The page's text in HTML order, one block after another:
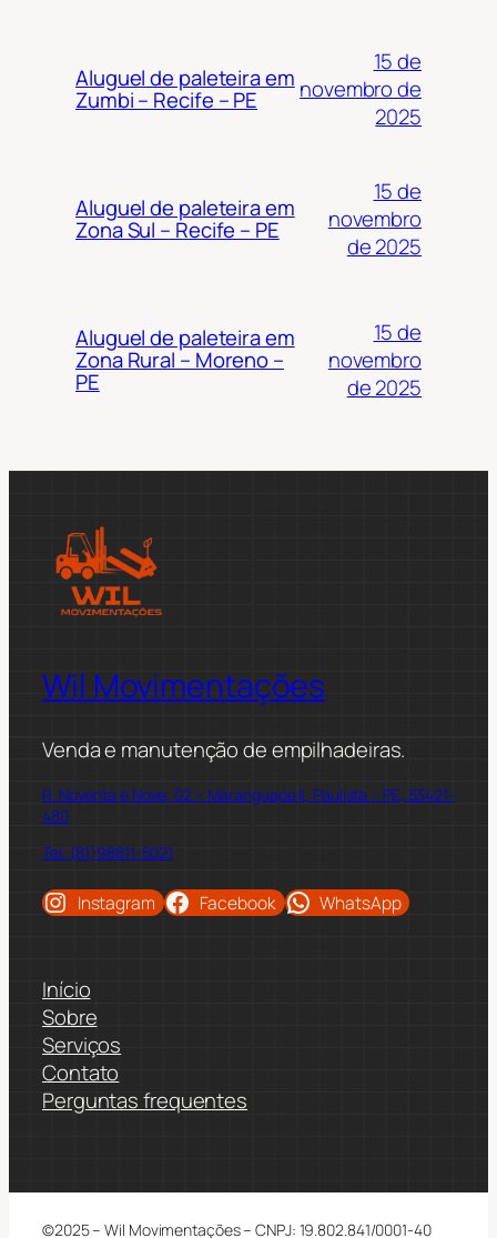
Aluguel de paleteira em
Zumbi – Recife – PE
15 de
novembro de
2025
Aluguel de paleteira em
Zona Sul – Recife – PE
15 de
novembro
de 2025
Aluguel de paleteira em
Zona Rural – Moreno –
PE
15 de
novembro
de 2025
Wil Movimentações
Venda e manutenção de empilhadeiras.
R. Noventa e Nove, 02 – Maranguape II, Paulista – PE, 53421-
480
Tel: (81)98811-5021
Instagram Facebook WhatsApp
Início
Sobre
Serviços
Contato
Perguntas frequentes
©2025 – Wil Movimentações – CNPJ: 19.802.841/0001-40